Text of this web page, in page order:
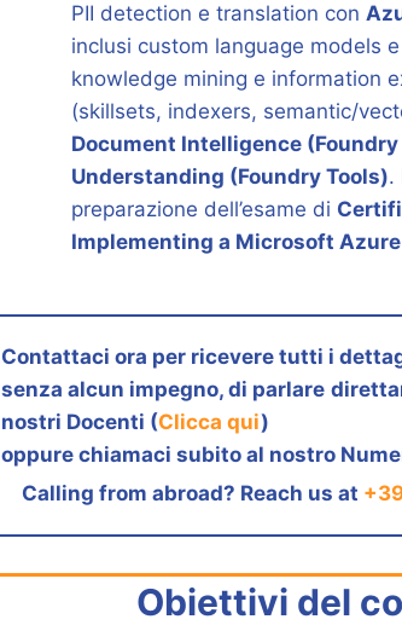
PII detection e translation con
inclusi custom language models
knowledge mining e information
(skillsets, indexers, semantic/
Document Intelligence (Foundry
Understanding (Foundry Tools).
preparazione dell’esame di
Implementing a Microsoft
Contattaci ora per ricevere tutti i
senza alcun impegno, di parlare
nostri Docenti (Clicca qui)
oppure chiamaci subito al nostro
Calling from abroad? Reach us at
Obiettivi del